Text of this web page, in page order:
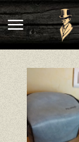
Passer
au
contenu